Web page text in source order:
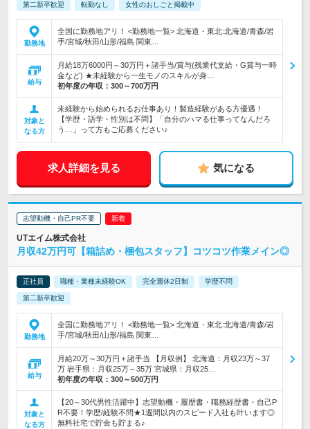
第二新卒歓迎 転勤なし 女性のおしごと掲載中
勤務地
全国に勤務地アリ！ <勤務地一覧> 北海道・東北:北海道/青森/岩
手/宮城/秋田/山形/福島 関東…
給与
月給18万6000円～30万円＋諸手当/賞与(残業代支給・G賞与一時
金など) ★未経験から一生モノのスキルが身…
初年度の年収： 300～700万円
対象と
なる方
未経験から始められるお仕事あり！製造経験がある方優遇！
【学歴・語学・性別は不問】「自分のハマる仕事ってなんだろ
う…」って方もご応募ください♪
求人詳細を見る 気になる
志望動機・自己PR不要
UTエイム株式会社
月収42万円可【箱詰め・梱包スタッフ】コツコツ作業メイン◎
正社員 職種・業種未経験OK 完全週休2日制 学歴不問
第二新卒歓迎
勤務地
全国に勤務地アリ！ <勤務地一覧> 北海道・東北:北海道/青森/岩
手/宮城/秋田/山形/福島 関東…
給与
月給20万～30万円＋諸手当 【月収例】 北海道：月収23万～37
万 岩手県：月収25万～35万 宮城県：月収25…
初年度の年収： 300～500万円
対象と
なる方
【20～30代男性活躍中】志望動機・履歴書・職務経歴書・自己P
R不要！学歴/経験不問★1週間以内のスピード入社も叶います◎
無料社宅で貯金も貯まる♪